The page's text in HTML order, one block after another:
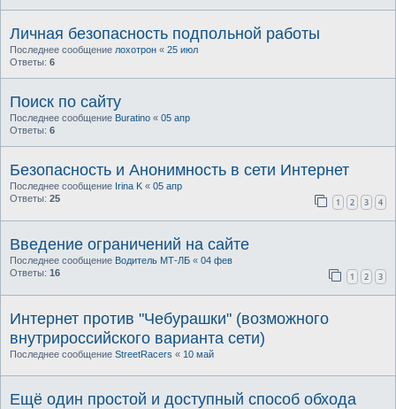
Личная безопасность подпольной работы
Последнее сообщение лохотрон « 25 июл
Ответы: 6
Поиск по сайту
Последнее сообщение Buratino « 05 апр
Ответы: 6
Безопасность и Анонимность в сети Интернет
Последнее сообщение Irina K « 05 апр
Ответы: 25 1 2 3 4
Введение ограничений на сайте
Последнее сообщение Водитель МТ-ЛБ « 04 фев
Ответы: 16 1 2 3
Интернет против "Чебурашки" (возможного
внутрироссийского варианта сети)
Последнее сообщение StreetRacers « 10 май
Ещё один простой и доступный способ обхода